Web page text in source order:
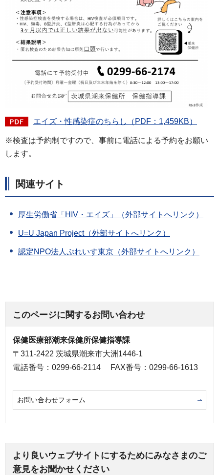
エイズ・性感染症のちらし（PDF：1,459KB）
※検査は予約制ですので、事前に電話による予約をお願い
します。
関連サイト
厚生労働省「HIV・エイズ」（外部サイトへリンク）
U=U Japan Project（外部サイトへリンク）
認定NPO法人ぷれいす東京（外部サイトへリンク）
このページに関するお問い合わせ
保健医療部潮来保健所保健指導課
〒311-2422 茨城県潮来市大洲1446-1
電話番号：0299-66-2114
FAX番号：0299-66-1613
お問い合わせフォーム
より良いウェブサイトにするためにみなさまのご
意見をお聞かせください